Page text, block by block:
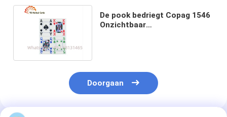
De pook bedriegt Copag 1546
Onzichtbaar
Doorgaan